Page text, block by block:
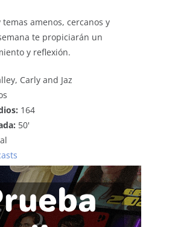
amenos, cercanos y
te propiciarán un
y reflexión.
Carly and Jaz
164
50'